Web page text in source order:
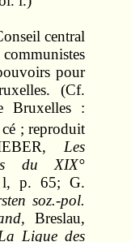
central
pour
(Cf.
Bruxelles :
; reproduit
Les
du
XIX°
l, p. 65; G.
soz.-pol.
Breslau,
Ligue des